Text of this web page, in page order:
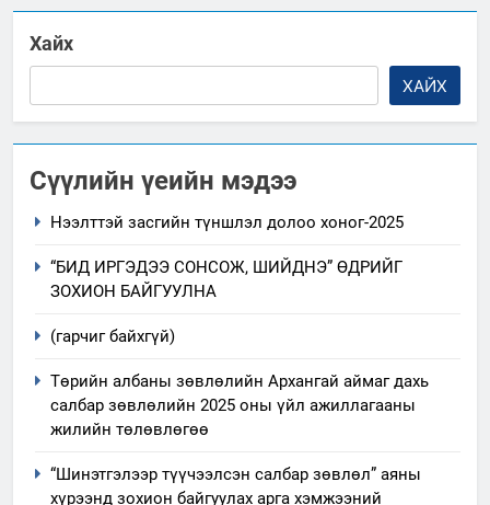
Хайх
ХАЙХ
Сүүлийн үеийн мэдээ
Нээлттэй засгийн түншлэл долоо хоног-2025
“БИД ИРГЭДЭЭ СОНСОЖ, ШИЙДНЭ” ӨДРИЙГ
ЗОХИОН БАЙГУУЛНА
(гарчиг байхгүй)
Төрийн албаны зөвлөлийн Архангай аймаг дахь
салбар зөвлөлийн 2025 оны үйл ажиллагааны
жилийн төлөвлөгөө
“Шинэтгэлээр түүчээлсэн салбар зөвлөл” аяны
хүрээнд зохион байгуулах арга хэмжээний